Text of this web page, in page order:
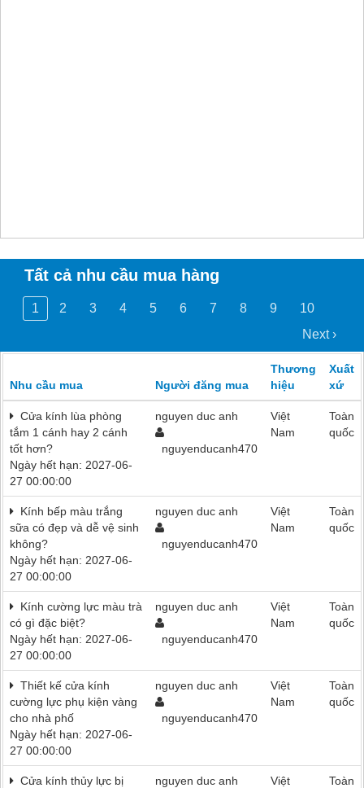
Tất cả nhu cầu mua hàng
1 2 3 4 5 6 7 8 9
10
Next ›
Nhu cầu mua Người đăng mua
Thương
hiệu
Xuất
xứ
Cửa kính lùa phòng
tắm 1 cánh hay 2 cánh
tốt hơn?
Ngày hết hạn: 2027-06-
27 00:00:00
nguyen duc anh
nguyenducanh470
Việt
Nam
Toàn
quốc
Kính bếp màu trắng
sữa có đẹp và dễ vệ sinh
không?
Ngày hết hạn: 2027-06-
27 00:00:00
nguyen duc anh
nguyenducanh470
Việt
Nam
Toàn
quốc
Kính cường lực màu trà
có gì đặc biệt?
Ngày hết hạn: 2027-06-
27 00:00:00
nguyen duc anh
nguyenducanh470
Việt
Nam
Toàn
quốc
Thiết kế cửa kính
cường lực phụ kiện vàng
cho nhà phố
Ngày hết hạn: 2027-06-
27 00:00:00
nguyen duc anh
nguyenducanh470
Việt
Nam
Toàn
quốc
Cửa kính thủy lực bị
nguyen duc anh
Việt
Toàn